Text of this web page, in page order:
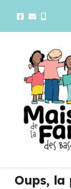
La maison
Oups, la